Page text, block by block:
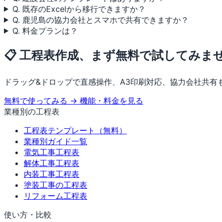
Q. 既存のExcelから移行できますか？
Q. 鹿児島の協力会社とスマホで共有できますか？
Q. 料金プランは？
📋 工程表作成、まず無料で試してみま
ドラッグ&ドロップで直感操作、A3印刷対応、協力会社共有
無料で使ってみる → 機能・料金を見る
業種別の工程表
工程表テンプレート（無料）
業種別ガイド一覧
電気工事工程表
解体工事工程表
内装工事工程表
塗装工事の工程表
リフォーム工程表
使い方・比較